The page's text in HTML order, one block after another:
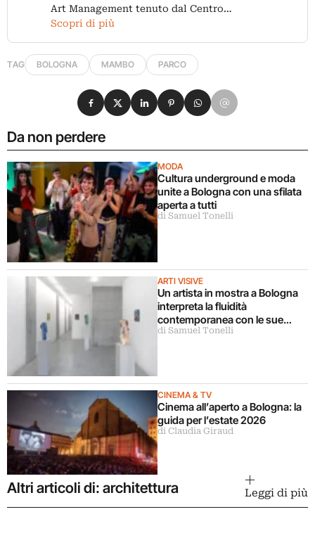
Art Management tenuto dal Centro…
Scopri di più
TAG BOLOGNA MAMBO PARCO
Da non perdere
MODA
Cultura underground e moda
unite a Bologna con una sfilata
aperta a tutti
di Samuel Tonelli
ARTI VISIVE
Un artista in mostra a Bologna
interpreta la fluidità
contemporanea con le sue
sculture
di Samuel Tonelli
CINEMA & TV
Cinema all’aperto a Bologna: la
guida per l’estate 2026
di Claudia Giraud
Condividi su Facebook
Condividi su X
Condividi su LinkedIn
Condividi su Pinterest
Condividi su WhatsApp
Condividi su Email
Altri articoli di: architettura Leggi di più